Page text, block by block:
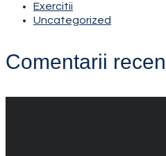
Exercitii
Uncategorized
Comentarii